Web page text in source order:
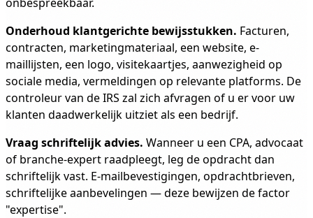
Onderhoud klantgerichte bewijsstukken. Facturen,
contracten, marketingmateriaal, een website, e-
maillijsten, een logo, visitekaartjes, aanwezigheid op
sociale media, vermeldingen op relevante platforms. De
controleur van de IRS zal zich afvragen of u er voor uw
klanten daadwerkelijk uitziet als een bedrijf.
Vraag schriftelijk advies. Wanneer u een CPA, advocaat
of branche-expert raadpleegt, leg de opdracht dan
schriftelijk vast. E-mailbevestigingen, opdrachtbrieven,
schriftelijke aanbevelingen — deze bewijzen de factor
"expertise".